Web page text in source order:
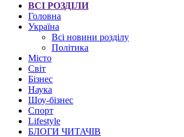
ВСІ РОЗДІЛИ
Головна
Україна
Всі новини розділу
Політика
Місто
Світ
Бізнес
Наука
Шоу-бізнес
Спорт
Lifestyle
БЛОГИ ЧИТАЧІВ